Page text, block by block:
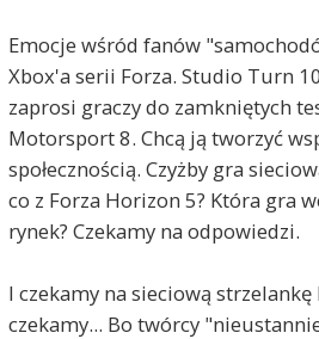
Emocje wśród fanów
Xbox'a serii Forza. Studio Turn
zaprosi graczy do zamkniętych
Motorsport 8. Chcą ją tworzyć
społecznością. Czyżby gra
co z Forza Horizon 5? Która gra
rynek? Czekamy na odpowiedzi.
I czekamy na sieciową strzelankę
czekamy... Bo twórcy